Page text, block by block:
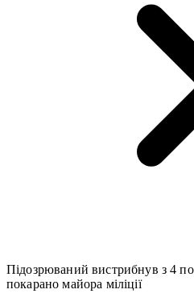
Підозрюваний вистрибнув з 4
покарано майора міліції